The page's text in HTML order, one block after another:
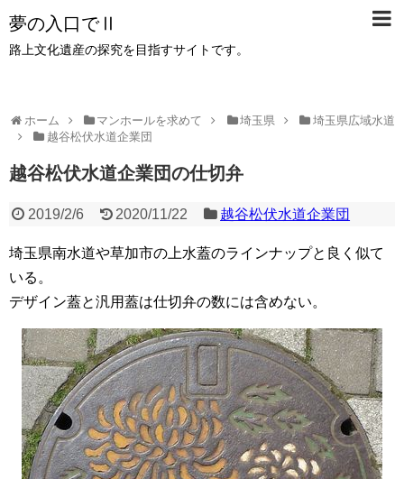
夢の入口でⅡ
路上文化遺産の探究を目指すサイトです。
ホーム マンホールを求めて 埼玉県
埼玉県広域水道
越谷松伏水道企業団
越谷松伏水道企業団の仕切弁
2019/2/6 2020/11/22 越谷松伏水道企業団
埼玉県南水道や草加市の上水蓋のラインナップと良く似て
いる。
デザイン蓋と汎用蓋は仕切弁の数には含めない。